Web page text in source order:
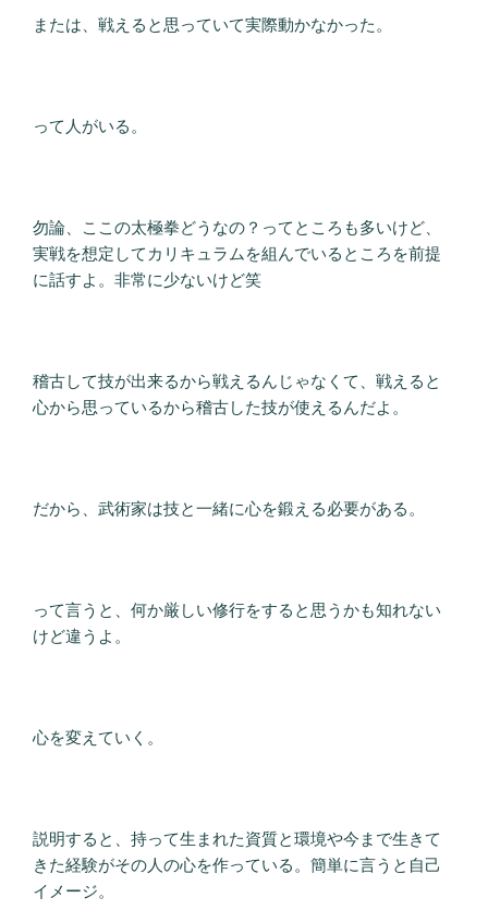
または、戦えると思っていて実際動かなかった。
って人がいる。
勿論、ここの太極拳どうなの？ってところも多いけど、
実戦を想定してカリキュラムを組んでいるところを前提
に話すよ。非常に少ないけど笑
稽古して技が出来るから戦えるんじゃなくて、戦えると
心から思っているから稽古した技が使えるんだよ。
だから、武術家は技と一緒に心を鍛える必要がある。
って言うと、何か厳しい修行をすると思うかも知れない
けど違うよ。
心を変えていく。
説明すると、持って生まれた資質と環境や今まで生きて
きた経験がその人の心を作っている。簡単に言うと自己
イメージ。